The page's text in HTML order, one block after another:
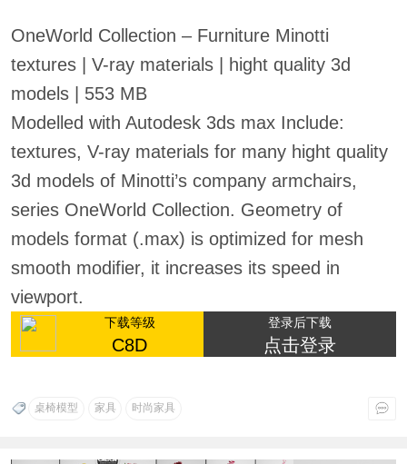
OneWorld Collection – Furniture Minotti
textures | V-ray materials | hight quality 3d
models | 553 MB
Modelled with Autodesk 3ds max Include:
textures, V-ray materials for many hight quality
3d models of Minotti’s company armchairs,
series OneWorld Collection. Geometry of
models format (.max) is optimized for mesh
smooth modifier, it increases its speed in
viewport.
下载等级
C8D
登录后下载
点击登录
桌椅模型 家具 时尚家具